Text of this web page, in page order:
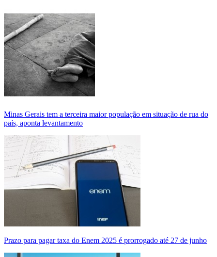
Minas Gerais tem a terceira maior população em situação de rua do
país, aponta levantamento
Prazo para pagar taxa do Enem 2025 é prorrogado até 27 de junho